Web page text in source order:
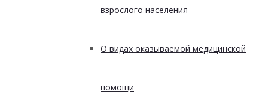
взрослого населения
О видах оказываемой медицинской
помощи